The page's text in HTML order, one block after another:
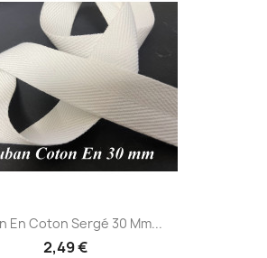
En Coton Sergé 30 Mm...
2,49 €